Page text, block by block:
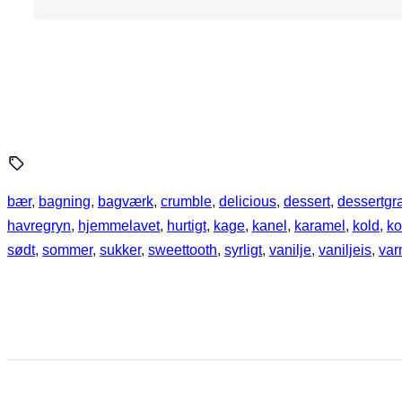
bær, bagning, bagværk, crumble, delicious, dessert,
havregryn, hjemmelavet, hurtigt, kage, kanel , karamel , kold,
sødt, sommer, sukker, sweettooth, syrligt, vanilje, vaniljeis,